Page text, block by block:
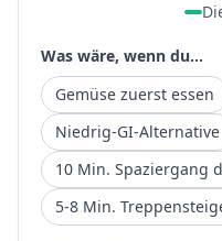
Was wäre, wenn du...
Gemüse zuerst essen
Niedrig-GI-Alternative
10 Min. Spaziergang
5-8 Min.